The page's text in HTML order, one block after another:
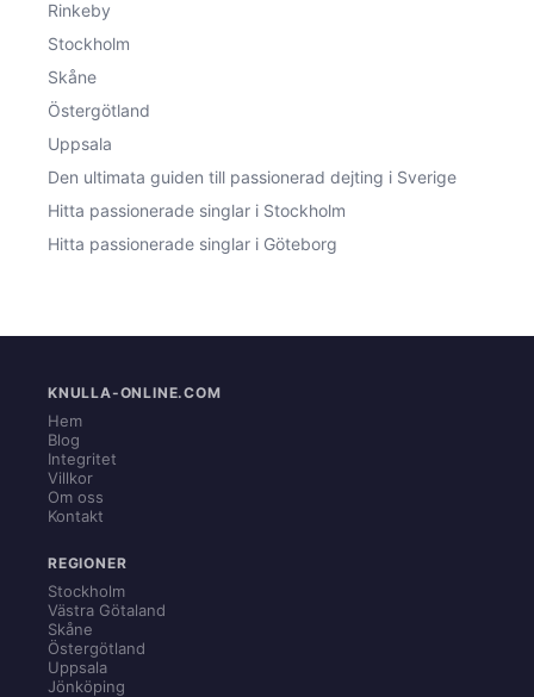
Rinkeby
Stockholm
Skåne
Östergötland
Uppsala
Den ultimata guiden till passionerad dejting i Sverige
Hitta passionerade singlar i Stockholm
Hitta passionerade singlar i Göteborg
KNULLA-ONLINE.COM
Hem
Blog
Integritet
Villkor
Om oss
Kontakt
REGIONER
Stockholm
Västra Götaland
Skåne
Östergötland
Uppsala
Jönköping